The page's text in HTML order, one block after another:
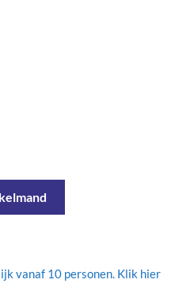
vanaf 10 personen. Klik hier